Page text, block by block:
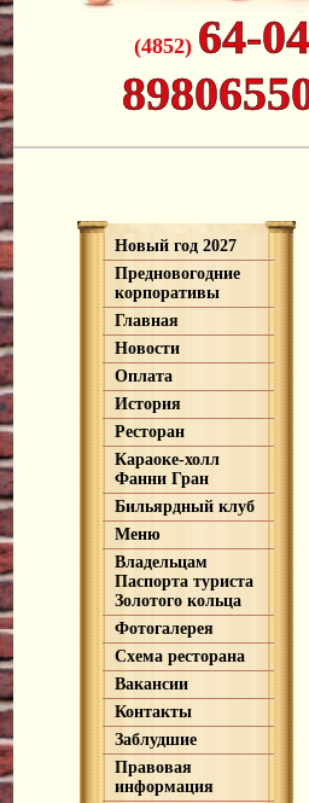
(4852) 64-
Новый год 2027
Предновогодние
корпоративы
Главная
Новости
Оплата
История
Ресторан
Караоке-холл
Фанни Гран
Бильярдный клуб
Меню
Владельцам
Паспорта туриста
Золотого кольца
Фотогалерея
Схема ресторана
Вакансии
Контакты
Заблудшие
Правовая
информация